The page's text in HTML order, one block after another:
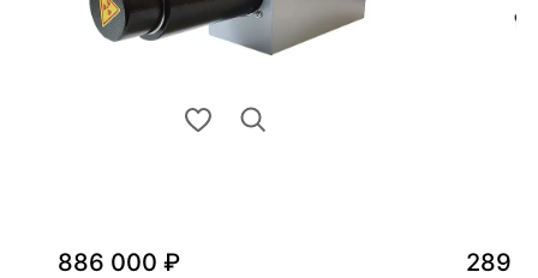
886 000 ₽ 289